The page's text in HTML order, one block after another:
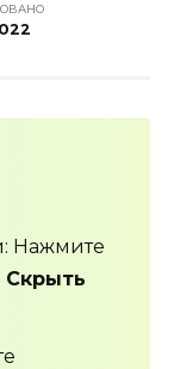
Нажмите
Скрыть